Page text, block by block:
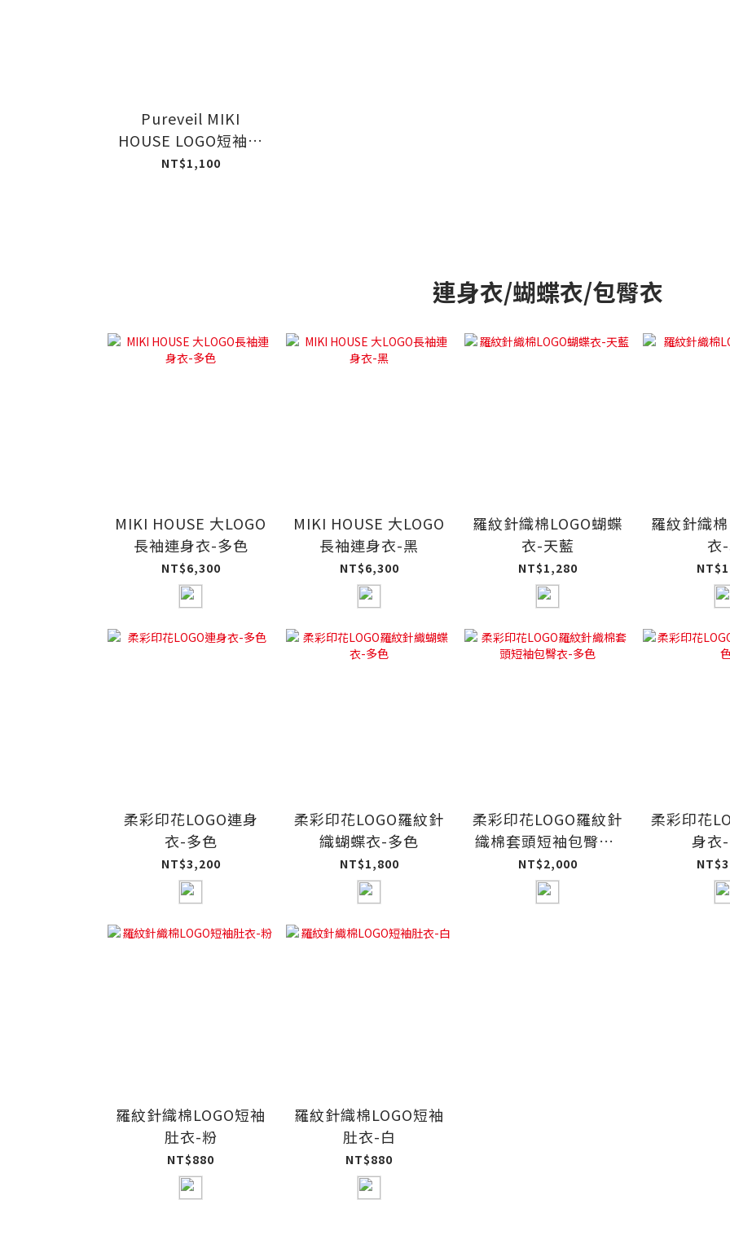
Pureveil MIKI
HOUSE LOGO短袖內
衣-白
NT$1,100
連身衣/蝴蝶衣/包臀衣
MIKI HOUSE 大LOGO
長袖連身衣-多色
NT$6,300
MIKI HOUSE 大LOGO
長袖連身衣-黑
NT$6,300
羅紋針織棉LOGO蝴蝶
衣-天藍
NT$1,280
羅紋針織
衣
柔彩印花LOGO連身
衣-多色
NT$3,200
柔彩印花LOGO羅紋針
織蝴蝶衣-多色
NT$1,800
柔彩印花LOGO羅紋針
織棉套頭短袖包臀衣-
多色
NT$2,000
柔彩印花
身衣
羅紋針織棉LOGO短袖
肚衣-粉
NT$880
羅紋針織棉LOGO短袖
肚衣-白
NT$880